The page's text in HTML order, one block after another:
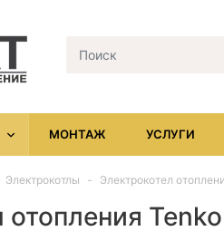
МОНТАЖ УСЛУГИ
Электрокотлы Электрокотел
отопления